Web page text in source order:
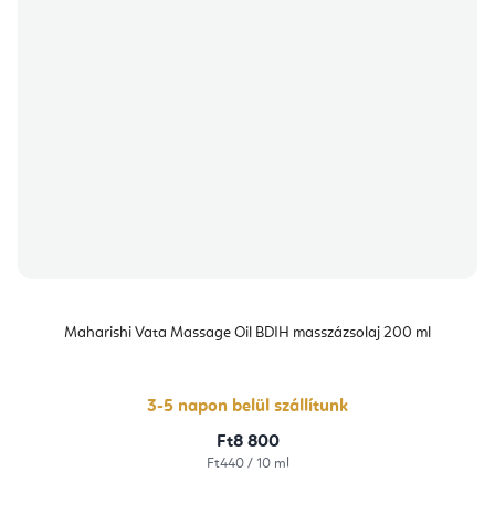
Maharishi Vata Massage Oil BDIH masszázsolaj 200 ml
3-5 napon belül szállítunk
Ft8 800
Egységár:
Ft440 / 10 ml